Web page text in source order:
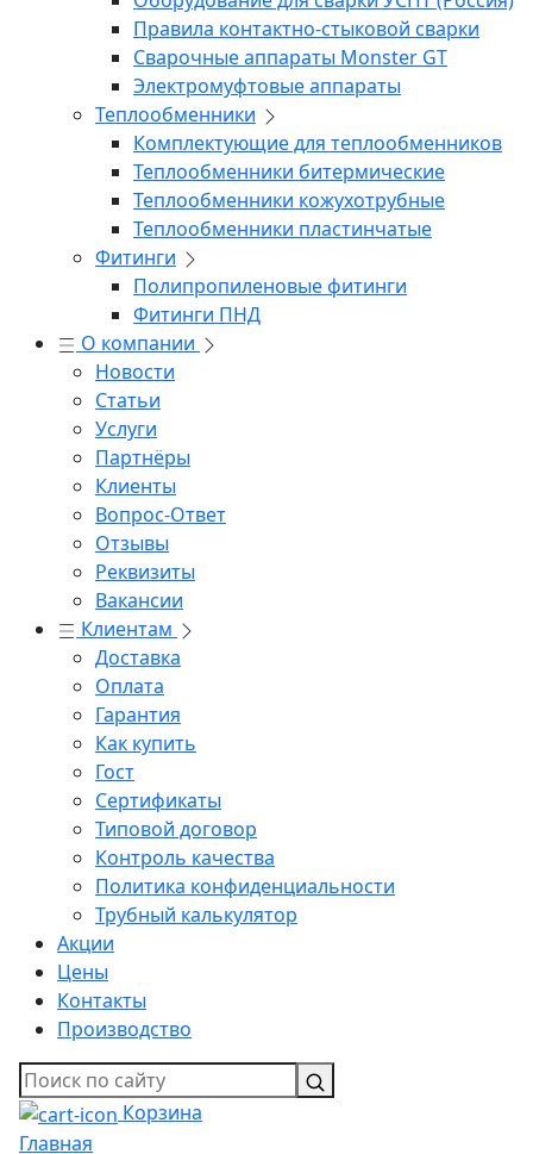
Правила контактно-стыковой сварки
Сварочные аппараты Monster GT
Электромуфтовые аппараты
Теплообменники
Комплектующие для теплообменников
Теплообменники битермические
Теплообменники кожухотрубные
Теплообменники пластинчатые
Фитинги
Полипропиленовые фитинги
Фитинги ПНД
О компании
Новости
Статьи
Услуги
Партнёры
Клиенты
Вопрос-Ответ
Отзывы
Реквизиты
Вакансии
Клиентам
Доставка
Оплата
Гарантия
Как купить
Гост
Сертификаты
Типовой договор
Контроль качества
Политика конфиденциальности
Трубный калькулятор
Акции
Цены
Контакты
Производство
Корзина
Главная